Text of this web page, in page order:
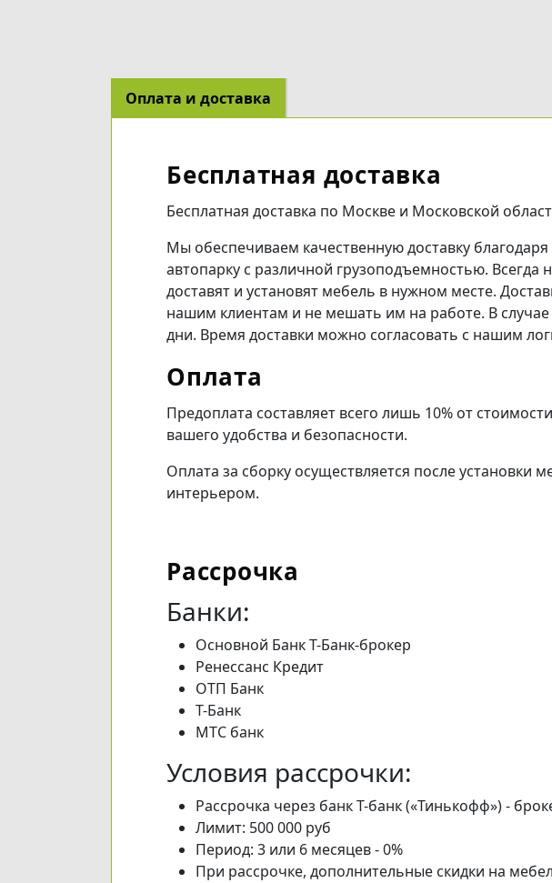
Оплата и доставка
(active tab)
Бесплатная доставка
Бесплатная доставка по Москве и Московской
Мы обеспечиваем качественную доставку
автопарку с различной грузоподъемностью.
доставят и установят мебель в нужном месте.
нашим клиентам и не мешать им на работе. В
дни. Время доставки можно согласовать с нашим
Оплата
Предоплата составляет всего лишь 10% от
вашего удобства и безопасности.
Оплата за сборку осуществляется после
интерьером.
Рассрочка
Банки:
Основной Банк Т-Банк-брокер
Ренессанс Кредит
ОТП Банк
Т-Банк
МТС банк
Условия рассрочки:
Рассрочка через банк Т-банк («Тинькофф») -
Лимит: 500 000 руб
Период: 3 или 6 месяцев - 0%
При рассрочке, дополнительные скидки на